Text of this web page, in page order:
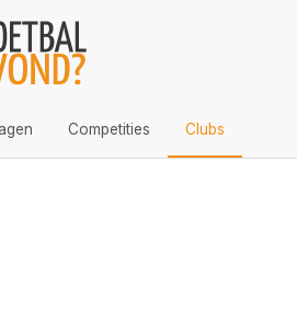
Competities Clubs